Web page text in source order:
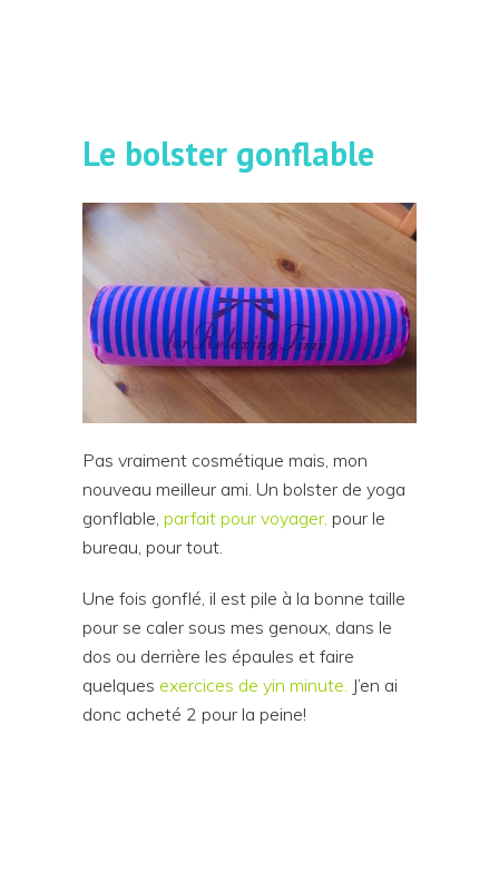
Le bolster gonflable
Pas vraiment cosmétique mais, mon
nouveau meilleur ami. Un bolster de yoga
gonflable, parfait pour voyager, pour le
bureau, pour tout.
Une fois gonflé, il est pile à la bonne taille
pour se caler sous mes genoux, dans le
dos ou derrière les épaules et faire
quelques exercices de yin minute. J’en ai
donc acheté 2 pour la peine!